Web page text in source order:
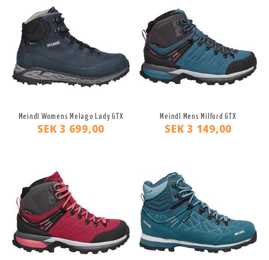
Meindl Womens Melago Lady GTX
SEK 3 699,00
Meindl Mens Milford GTX
SEK 3 149,00